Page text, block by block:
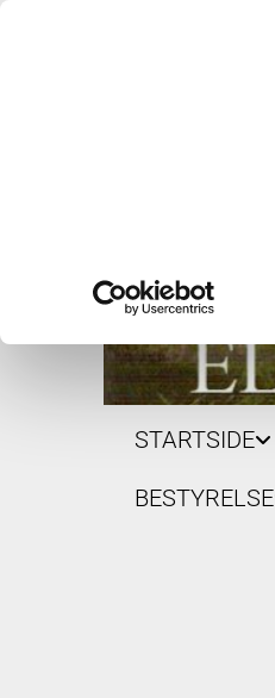
STARTSIDE
BESTYRELSE